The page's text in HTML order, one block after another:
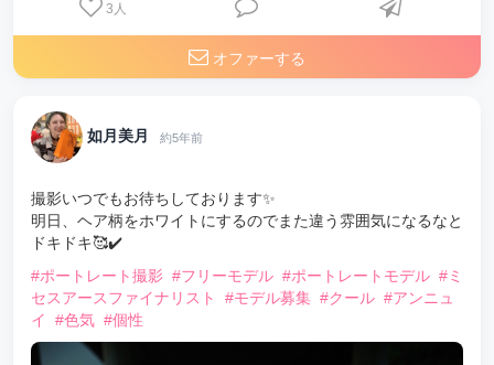
3 人
オファーする
如月美月 約5年前
撮影いつでもお待ちしております✨
明日、ヘア柄をホワイトにするのでまた違う雰囲気になるなと
ドキドキ🥰✔️
#ポートレート撮影 #フリーモデル #ポートレートモデル #ミ
セスアースファイナリスト
#モデル募集 #クール #アンニュ
イ
#色気 #個性